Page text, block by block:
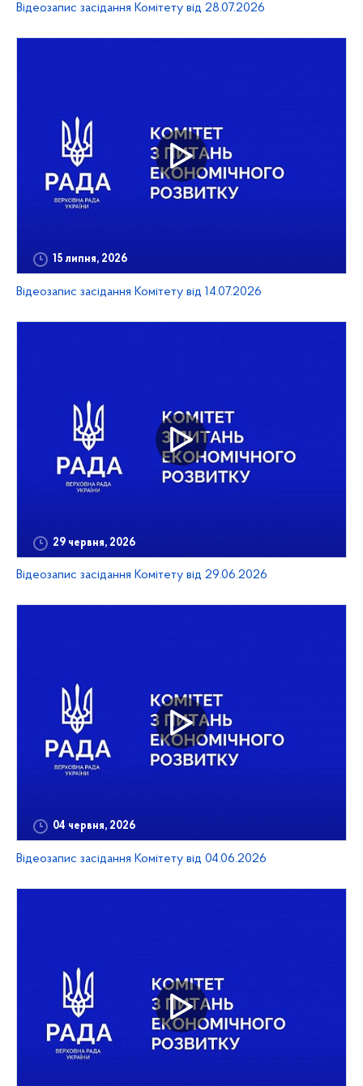
Відеозапис засідання Комітету від 28.07.2026
15 липня, 2026
Відеозапис засідання Комітету від 14.07.2026
29 червня, 2026
Відеозапис засідання Комітету від 29.06.2026
04 червня, 2026
Відеозапис засідання Комітету від 04.06.2026